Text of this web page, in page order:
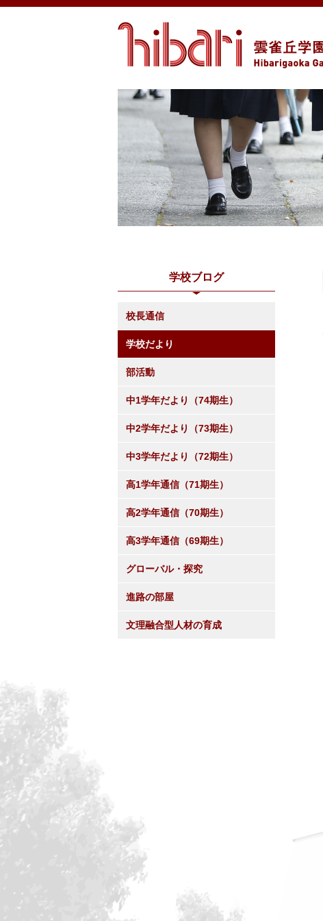
学校ブログ
校長通信
学校だより
部活動
中1学年だより（74期生）
中2学年だより（73期生）
中3学年だより（72期生）
高1学年通信（71期生）
高2学年通信（70期生）
高3学年通信（69期生）
グローバル・探究
進路の部屋
文理融合型人材の育成